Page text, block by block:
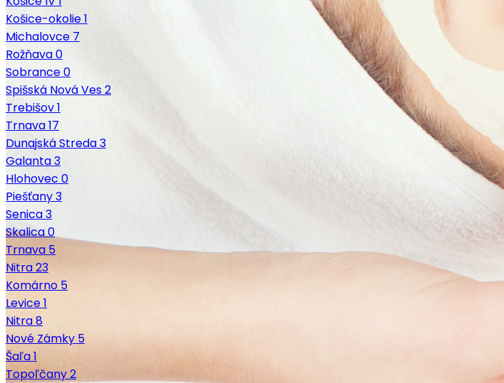
Košice-okolie1
Michalovce 7
Rožňava0
Sobrance0
Spišská Nová Ves2
Trebišov1
Trnava17
Dunajská Streda3
Galanta3
Hlohovec 0
Piešťany3
Senica3
Skalica0
Trnava 5
Nitra23
Komárno 5
Levice1
Nitra8
Nové Zámky 5
Šaľa1
Topoľčany2